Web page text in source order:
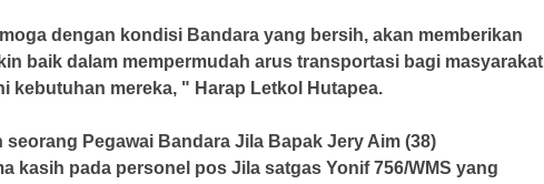
dengan kondisi Bandara yang bersih, akan memberikan
baik dalam mempermudah arus transportasi bagi masyarakat
kebutuhan mereka, " Harap Letkol Hutapea.
seorang Pegawai Bandara Jila Bapak Jery Aim (38)
kasih pada personel pos Jila satgas Yonif 756/WMS yang